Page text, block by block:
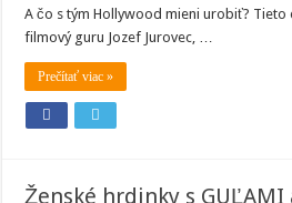
A čo s tým Hollywood mieni urobiť? Tieto
filmový guru Jozef Jurovec, …
Prečítať viac »
Ženské hrdinky s